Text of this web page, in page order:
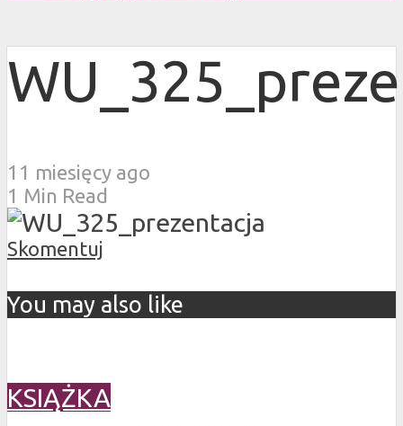
11 miesięcy ago
1 Min Read
Skomentuj
You may also like
KSIĄŻKA